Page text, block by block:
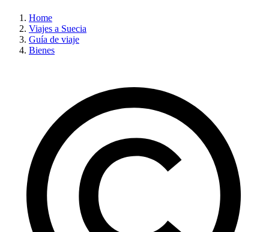
Home
Viajes a Suecia
Guía de viaje
Bienes